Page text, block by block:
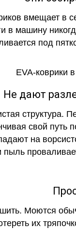
вмещает в
в машину
под
Не дают
структура.
свой
на
пыль
Моются
их